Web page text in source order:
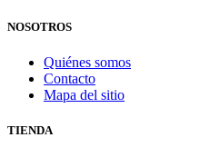
NOSOTROS
Quiénes somos
Contacto
Mapa del sitio
TIENDA